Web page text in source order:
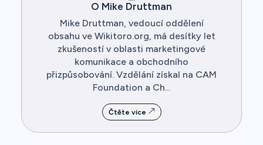
O Mike Druttman
Mike Druttman, vedoucí oddělení
obsahu ve Wikitoro.org, má desítky let
zkušeností v oblasti marketingové
komunikace a obchodního
přizpůsobování. Vzdělání získal na CAM
Foundation a Ch...
Čtěte více